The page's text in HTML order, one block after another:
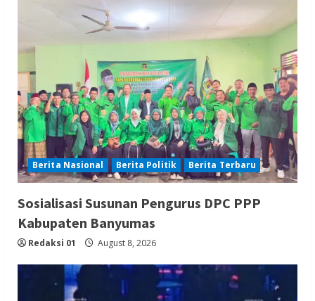
Berita Nasional Berita Politik Berita Terbaru
Sosialisasi Susunan Pengurus DPC PPP
Kabupaten Banyumas
Redaksi 01 August 8, 2026